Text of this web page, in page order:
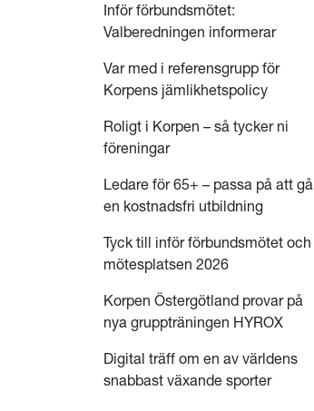
Inför förbundsmötet:
Valberedningen informerar
Var med i referensgrupp för
Korpens jämlikhetspolicy
Roligt i Korpen – så tycker ni
föreningar
Ledare för 65+ – passa på att gå
en kostnadsfri utbildning
Tyck till inför förbundsmötet och
mötesplatsen 2026
Korpen Östergötland provar på
nya gruppträningen HYROX
Digital träff om en av världens
snabbast växande sporter